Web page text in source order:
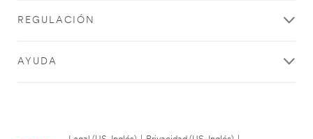
REGULACIÓN
AYUDA